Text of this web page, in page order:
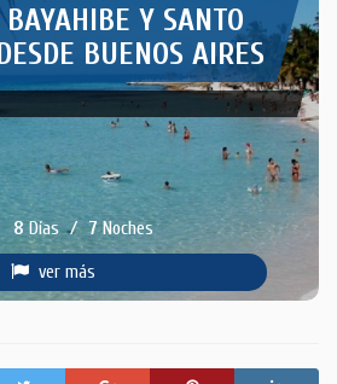
Y SANTO
BUENOS AIRES
8 Días / 7Noches
ver más